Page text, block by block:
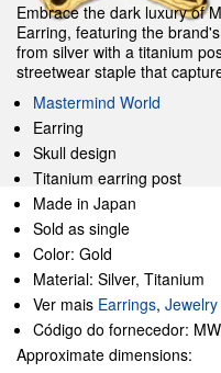
Embrace the dark luxury of
Earring, featuring the
from silver with a titanium
streetwear staple that
Mastermind World
Earring
Skull design
Titanium earring post
Made in Japan
Sold as single
Color: Gold
Material: Silver, Titanium
Ver mais Earrings, Jewelry
Código do fornecedor:
Approximate dimensions: